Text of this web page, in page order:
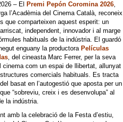
– El Premi Pepón Coromina 2026,
l’Acadèmia del Cinema Català, reconeix
que comparteixen aquest esperit: un
independent, innovador i al marge
habituals de la indústria. El guardó
enguany la productora Películas
, del cineasta Marc Ferrer, per la seva
cinema com un espai de llibertat, allunyat
comercials habituals. Es tracta
basat en l’autogestió que aposta per un
“sobreviu, creix i es desenvolupa” al
la indústria.
amb la celebració de la Festa d’estiu,